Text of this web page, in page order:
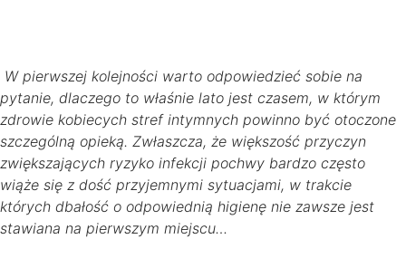
W pierwszej kolejności warto odpowiedzieć sobie na
pytanie, dlaczego to właśnie lato jest czasem, w którym
zdrowie kobiecych stref intymnych powinno być otoczone
szczególną opieką. Zwłaszcza, że większość przyczyn
zwiększających ryzyko infekcji pochwy bardzo często
wiąże się z dość przyjemnymi sytuacjami, w trakcie
których dbałość o odpowiednią higienę nie zawsze jest
stawiana na pierwszym miejscu…